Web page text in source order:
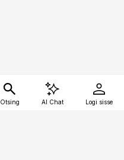
Otsing AI Chat Logi sisse